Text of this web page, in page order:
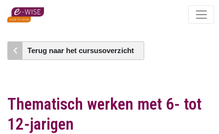
Skip
content
Terug naar het cursusoverzicht
Thematisch werken met 6- tot
12-jarigen